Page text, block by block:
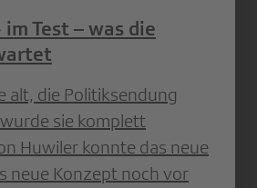
Test – was die
alt, die Politiksendung
sie komplett
Huwiler konnte das neue
neue Konzept noch vor